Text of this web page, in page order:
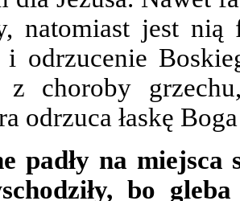
natomiast jest nią
odrzucenie
z choroby
odrzuca łaskę
padły na miejsca
bo